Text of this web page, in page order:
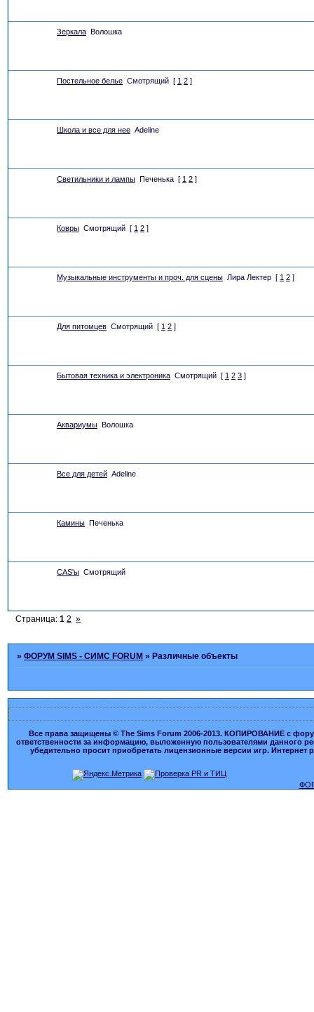
Зеркала Волошка
Постельное белье Смотрящий [ 1 2 ]
Школа и все для нее Adeline
Светильники и лампы Печенька [ 1 2 ]
Ковры Смотрящий [ 1 2 ]
Музыкальные инструменты и проч. для сцены Лира Лектер [ 1 2 ]
Для питомцев Смотрящий [ 1 2 ]
Бытовая техника и электроника Смотрящий [ 1 2 3 ]
Аквариумы Волошка
Все для детей Adeline
Камины Печенька
CAS'ы Смотрящий
Страница:1 2 »
»ФОРУМ SIMS - СИМС FORUM » Различные объекты
Все права защищены © The Sims Forum 2006-2013. КОПИРОВАНИЕ с
ответственности за информацию, выложенную пользователями данного
убедительно просит приобретать лицензионные версии игр.